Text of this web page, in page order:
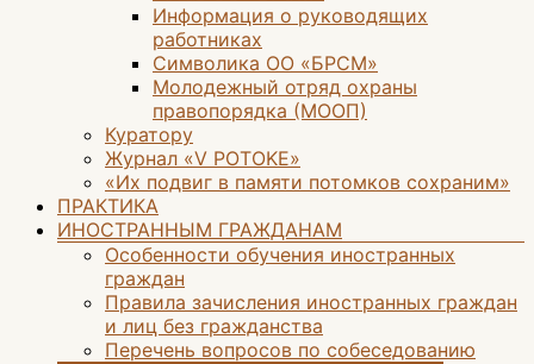
Информация о руководящих
работниках
Символика ОО «БРСМ»
Молодежный отряд охраны
правопорядка (МООП)
Куратору
Журнал «V POTOKE»
«Их подвиг в памяти потомков сохраним»
ПРАКТИКА
ИНОСТРАННЫМ ГРАЖДАНАМ
Особенности обучения иностранных
граждан
Правила зачисления иностранных граждан
и лиц без гражданства
Перечень вопросов по собеседованию